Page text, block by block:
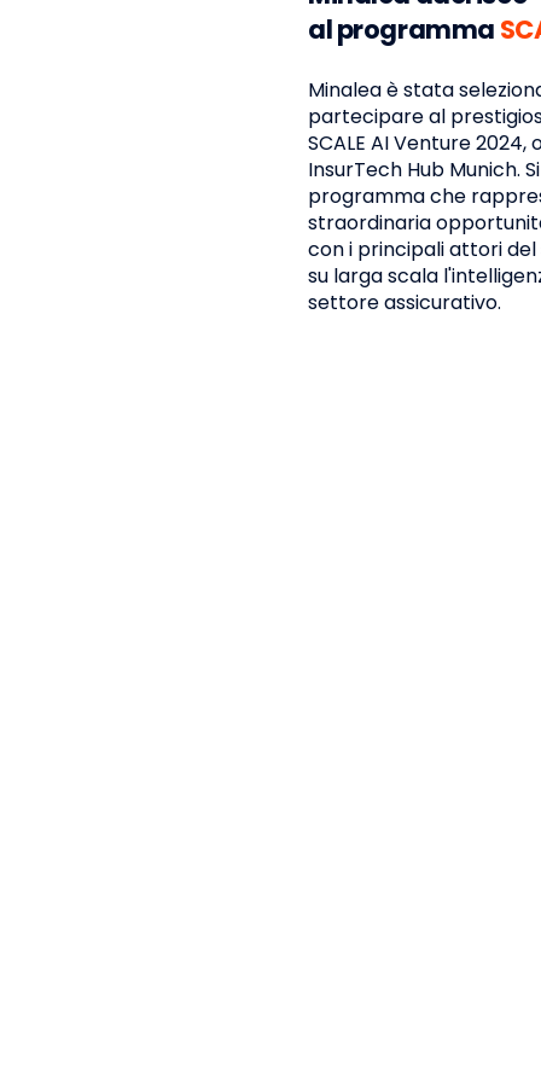
al programma
Minalea è stata
partecipare al
SCALE AI Venture
InsurTech Hub Munich.
programma che
straordinaria
con i principali attori
su larga scala
settore assicurativo.